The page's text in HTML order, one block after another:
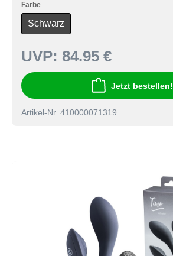
Farbe
Schwarz
UVP: 84.95 €
Jetzt bestellen!
Artikel-Nr. 410000071319